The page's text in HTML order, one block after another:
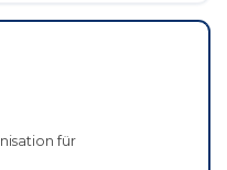
für